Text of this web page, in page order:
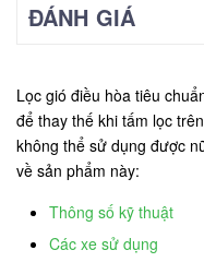
ĐÁNH GIÁ
Lọc gió điều hòa tiêu
để thay thế khi tấm lọc
không thể sử dụng được
về sản phẩm này:
Thông số kỹ thuật
Các xe sử dụng